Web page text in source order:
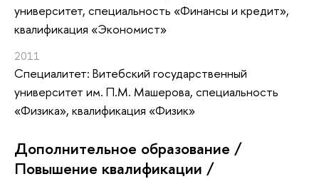
университет, специальность «Финансы и кредит»,
квалификация «Экономист»
2011
Специалитет: Витебский государственный
университет им. П.М. Машерова, специальность
«Физика», квалификация «Физик»
Дополнительное образование /
Повышение квалификации /